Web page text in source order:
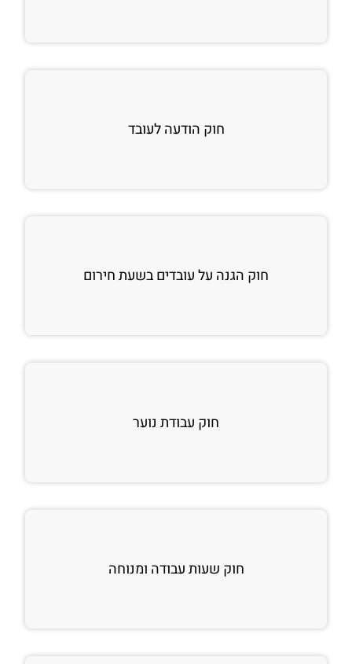
חוק הודעה לעובד
חוק הגנה על עובדים בשעת חירום
חוק עבודת נוער
חוק שעות עבודה ומנוחה